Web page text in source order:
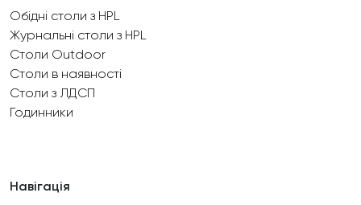
Обідні столи з HPL
Журнальні столи з HPL
Столи Outdoor
Столи в наявності
Столи з ЛДСП
Годинники
Навігація